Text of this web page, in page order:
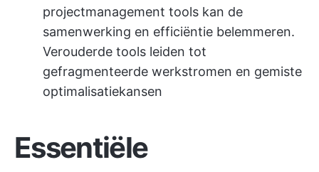
projectmanagement tools kan de
samenwerking en efficiëntie belemmeren.
Verouderde tools leiden tot
gefragmenteerde werkstromen en gemiste
optimalisatiekansen
Essentiële